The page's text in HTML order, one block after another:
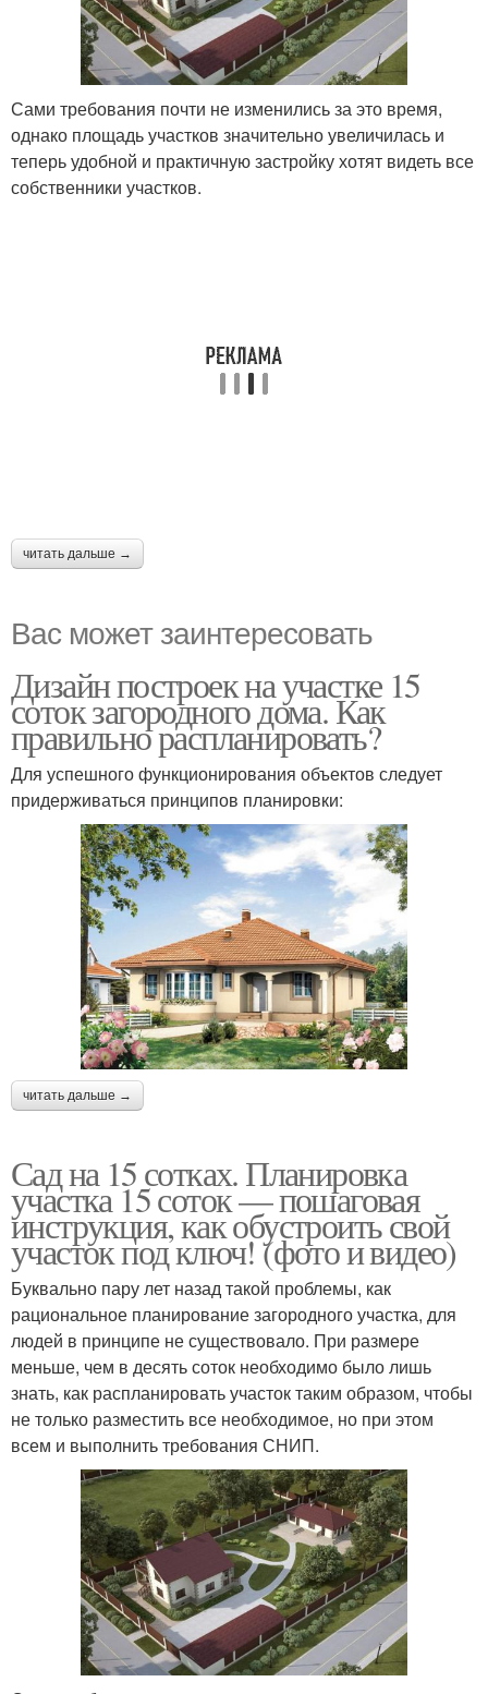
Сами требования почти не изменились за это время,
однако площадь участков значительно увеличилась и
теперь удобной и практичную застройку хотят видеть все
собственники участков.
читать дальше →
Вас может заинтересовать
Дизайн построек на участке 15
соток загородного дома. Как
правильно распланировать?
Для успешного функционирования объектов следует
придерживаться принципов планировки:
читать дальше →
Сад на 15 сотках. Планировка
участка 15 соток — пошаговая
инструкция, как обустроить свой
участок под ключ! (фото и видео)
Буквально пару лет назад такой проблемы, как
рациональное планирование загородного участка, для
людей в принципе не существовало. При размере
меньше, чем в десять соток необходимо было лишь
знать, как распланировать участок таким образом, чтобы
не только разместить все необходимое, но при этом
всем и выполнить требования СНИП.